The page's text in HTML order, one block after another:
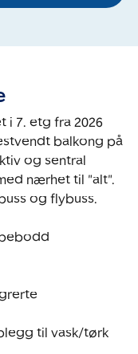
i 7. etg fra 2026
balkong på
og sentral
nærhet til "alt".
og flybuss.
til vask/tørk